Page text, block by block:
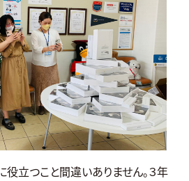
立つこと間違いありません。３年